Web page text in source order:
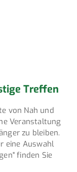
Treffen
von Nah und
Veranstaltung
zu bleiben.
eine Auswahl
finden Sie